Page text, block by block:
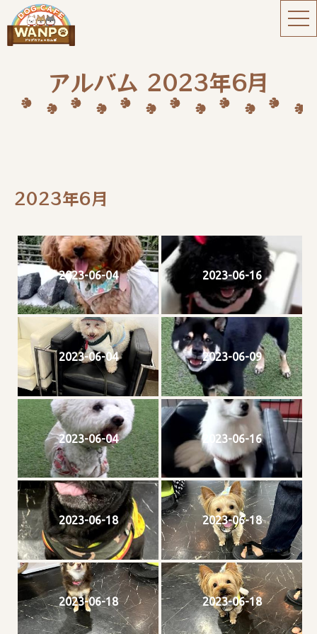
アルバム 2023年6月
2023年6月
2023-06-04 2023-06-16
2023-06-04 2023-06-09
2023-06-04 2023-06-16
2023-06-18 2023-06-18
2023-06-18 2023-06-18